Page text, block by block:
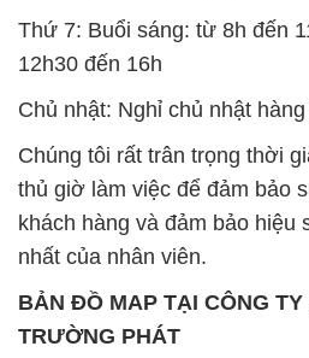
Thứ 7: Buổi sáng: từ 8h đến
12h30 đến 16h
Chủ nhật: Nghỉ chủ nhật
Chúng tôi rất trân trọng thời
thủ giờ làm việc để đảm bảo
khách hàng và đảm bảo hiệu
nhất của nhân viên.
BẢN ĐỒ MAP TẠI CÔNG
TRƯỜNG PHÁT